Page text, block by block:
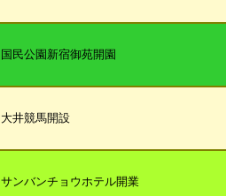
国民公園新宿御苑開園
大井競馬開設
サンバンチョウホテル開業